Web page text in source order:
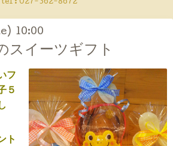
tel : 027-362-8672
10:00
スイーツギフト
フ
５
ト